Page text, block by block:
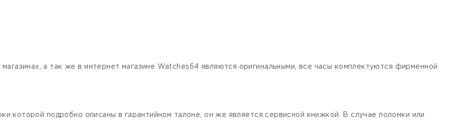
а так же в интернет магазине Watches64 являются оригинальными, все часы комплектуются фирменной
которой подробно описаны в гарантийном талоне, он же является сервисной книжкой. В случае поломки или